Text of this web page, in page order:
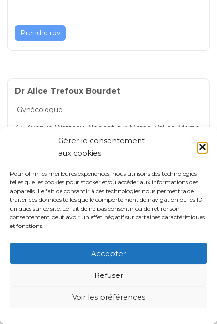
Gérer le consentement
aux cookies
Pour offrir les meilleures expériences, nous utilisons des technologies
telles que les cookies pour stocker et/ou accéder aux informations des
appareils. Le fait de consentir à ces technologies nous permettra de
traiter des données telles que le comportement de navigation ou les ID
uniques sur ce site. Le fait de ne pas consentir ou de retirer son
consentement peut avoir un effet négatif sur certaines caractéristiques
et fonctions.
Accepter
Refuser
Voir les préférences
Prendre rdv
Dr Alice Trefoux Bourdet
Gynécologue
3-5 Avenue Watteau, Nogent-sur-Marne, Val-de-Marne,
Île-de-France, 94130, France
Nogent-sur-Marne
Prendre rdv
Île-de-France, 94130, France